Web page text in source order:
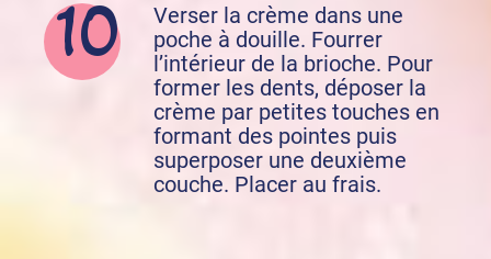
Verser la crème dans une
poche à douille. Fourrer
l’intérieur de la brioche. Pour
former les dents, déposer la
crème par petites touches en
formant des pointes puis
superposer une deuxième
couche. Placer au frais.